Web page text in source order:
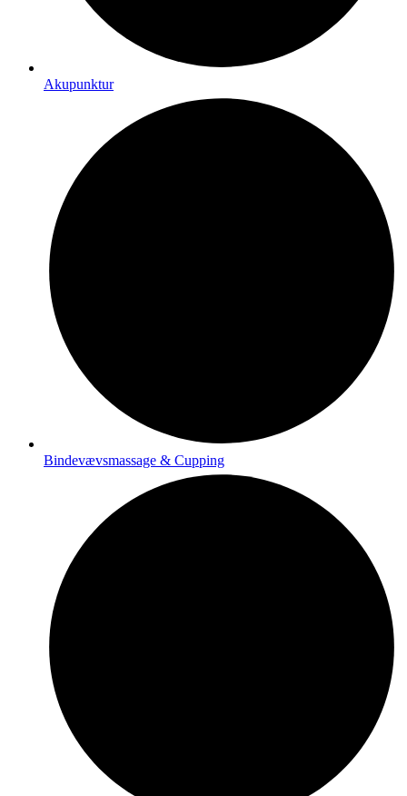
Akupunktur
Bindevævsmassage & Cupping